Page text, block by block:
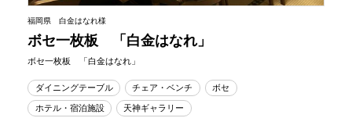
福岡県 白金はなれ様
ボセ一枚板 「白金はなれ」
ボセ一枚板 「白金はなれ」
ダイニングテーブル チェア・ベンチ
ボセ
ホテル・宿泊施設
天神ギャラリー